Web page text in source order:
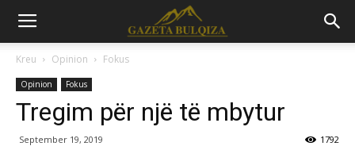
Kreu Opinion Fokus
Opinion Fokus
Tregim për një të mbytur
September 19, 2019 1792